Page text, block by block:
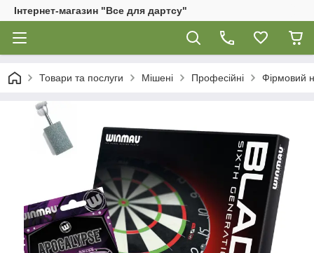
Інтернет-магазин "Все для дартсу"
Товари та послуги Мішені Професійні Фірмовий